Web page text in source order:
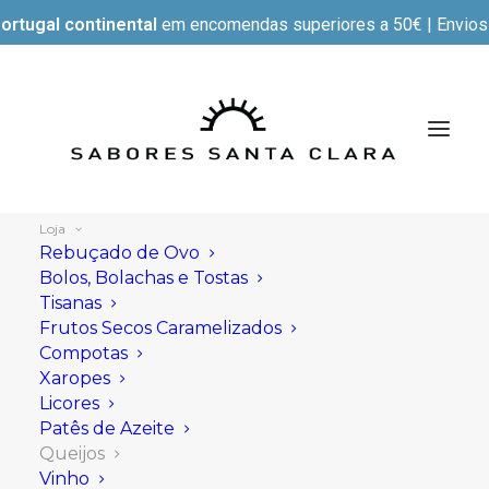
continental em encomendas superiores a 50€ |
Loja
Rebuçado de Ovo
Bolos, Bolachas e Tostas
Tisanas
Frutos Secos Caramelizados
Compotas
Xaropes
Licores
Patês de Azeite
Queijos
Vinho